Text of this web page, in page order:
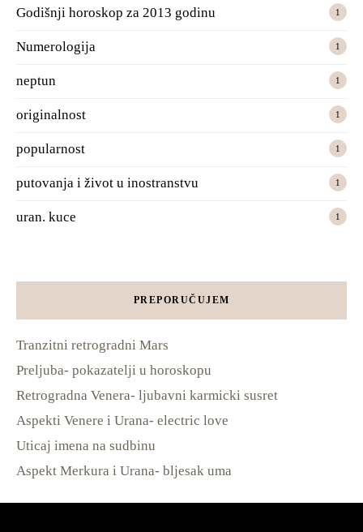
Godišnji horoskop za 2013 godinu 1
Numerologija 1
neptun 1
originalnost 1
popularnost 1
putovanja i život u inostranstvu 1
uran. kuce 1
PREPORUČUJEM
Tranzitni retrogradni Mars
Preljuba- pokazatelji u horoskopu
Retrogradna Venera- ljubavni karmicki susret
Aspekti Venere i Urana- electric love
Uticaj imena na sudbinu
Aspekt Merkura i Urana- bljesak uma